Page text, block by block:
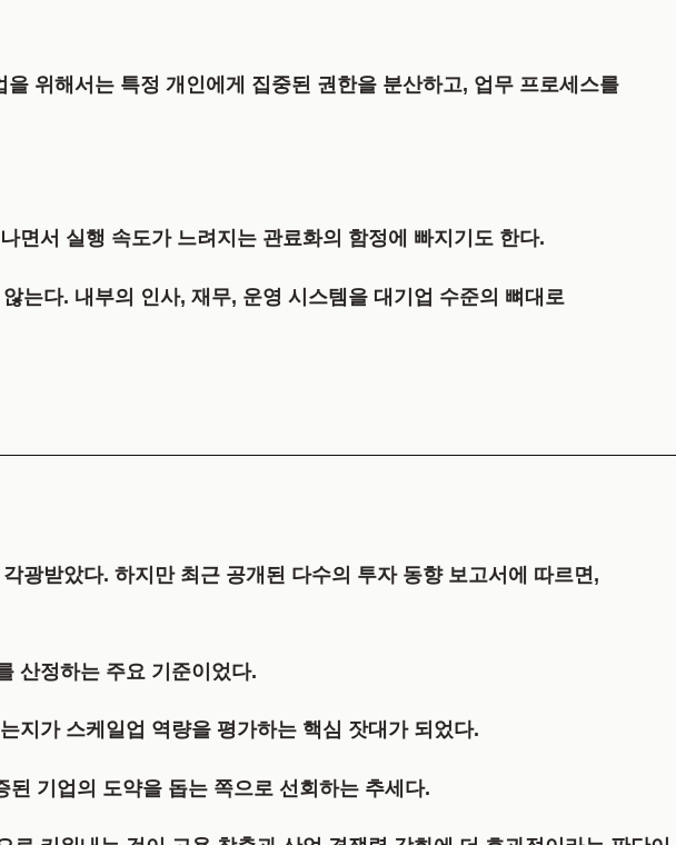
위해서는 특정 개인에게 집중된 권한을 분산하고, 업무 프로세스를
면서 실행 속도가 느려지는 관료화의 함정에 빠지기도 한다.
는다. 내부의 인사, 재무, 운영 시스템을 대기업 수준의 뼈대로
광받았다. 하지만 최근 공개된 다수의 투자 동향 보고서에 따르면,
산정하는 주요 기준이었다.
지가 스케일업 역량을 평가하는 핵심 잣대가 되었다.
기업의 도약을 돕는 쪽으로 선회하는 추세다.